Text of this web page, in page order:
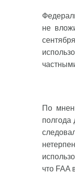
не
По
полгода
что FAA